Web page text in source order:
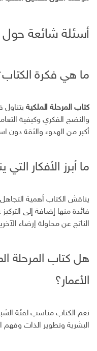
أسئلة شائعة حول
ما هي فكرة
كتاب المرحلة الملكية
والنضج الفكري وكيفية
أكبر من الهدوء والثقة دون
ما أبرز الأفكار
يناقش الكتاب أهمية
فائدة منها إضافة إلى
الناتج عن محاولة إرضاء
هل كتاب المرحلة
الأعمار؟
نعم الكتاب مناسب لفئة
البشرية وتطوير الذات وفهم